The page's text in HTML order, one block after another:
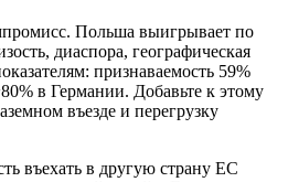
Польша выигрывает по
диаспора, географическая
признаваемость 59%
в Германии. Добавьте к этому
въезде и перегрузку
въехать в другую страну ЕС